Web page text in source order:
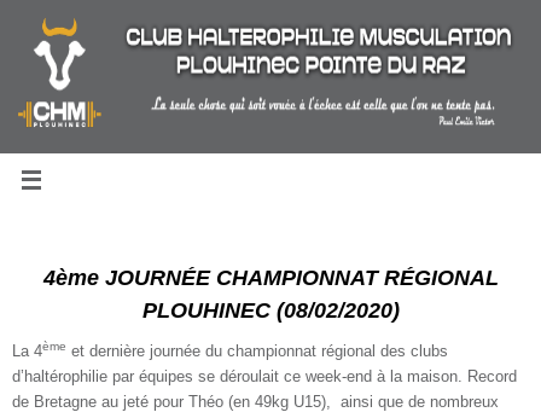
contenu
4ème JOURNÉE CHAMPIONNAT RÉGIONAL
PLOUHINEC (08/02/2020)
La 4ème et dernière journée du championnat régional des clubs
d’haltérophilie par équipes se déroulait ce week-end à la maison. Record
de Bretagne au jeté pour Théo (en 49kg U15), ainsi que de nombreux